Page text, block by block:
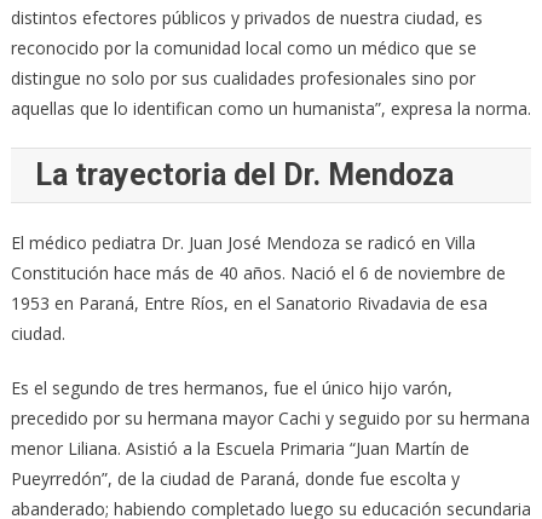
distintos efectores públicos y privados de nuestra ciudad, es
reconocido por la comunidad local como un médico que se
distingue no solo por sus cualidades profesionales sino por
aquellas que lo identifican como un humanista”, expresa la norma.
La trayectoria del Dr. Mendoza
El médico pediatra Dr. Juan José Mendoza se radicó en Villa
Constitución hace más de 40 años. Nació el 6 de noviembre de
1953 en Paraná, Entre Ríos, en el Sanatorio Rivadavia de esa
ciudad.
Es el segundo de tres hermanos, fue el único hijo varón,
precedido por su hermana mayor Cachi y seguido por su hermana
menor Liliana. Asistió a la Escuela Primaria “Juan Martín de
Pueyrredón”, de la ciudad de Paraná, donde fue escolta y
abanderado; habiendo completado luego su educación secundaria